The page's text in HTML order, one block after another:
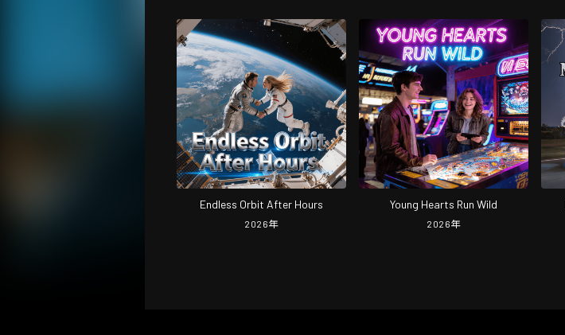
Endless Orbit After Hours
2026年
Young Hearts Run Wild
2026年